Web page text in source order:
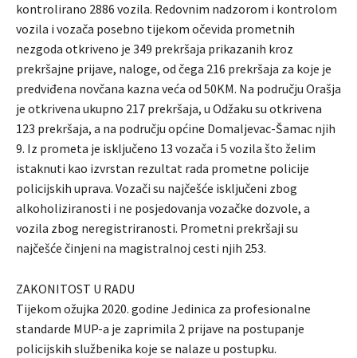
kontrolirano 2886 vozila. Redovnim nadzorom i kontrolom
vozila i vozača posebno tijekom očevida prometnih
nezgoda otkriveno je 349 prekršaja prikazanih kroz
prekršajne prijave, naloge, od čega 216 prekršaja za koje je
predviđena novčana kazna veća od 50KM. Na području Orašja
je otkrivena ukupno 217 prekršaja, u Odžaku su otkrivena
123 prekršaja, a na području općine Domaljevac-Šamac njih
9. Iz prometa je isključeno 13 vozača i 5 vozila što želim
istaknuti kao izvrstan rezultat rada prometne policije
policijskih uprava. Vozači su najčešće isključeni zbog
alkoholiziranosti i ne posjedovanja vozačke dozvole, a
vozila zbog neregistriranosti. Prometni prekršaji su
najčešće činjeni na magistralnoj cesti njih 253.
ZAKONITOST U RADU
Tijekom ožujka 2020. godine Jedinica za profesionalne
standarde MUP-a je zaprimila 2 prijave na postupanje
policijskih službenika koje se nalaze u postupku.